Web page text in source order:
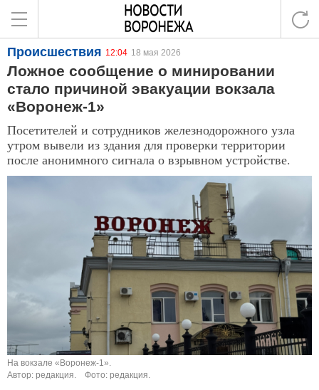
Происшествия 12:04 18 мая 2026
Ложное сообщение о минировании
стало причиной эвакуации вокзала
«Воронеж-1»
Посетителей и сотрудников железнодорожного узла
утром вывели из здания для проверки территории
после анонимного сигнала о взрывном устройстве.
На вокзале «Воронеж-1».
Автор: редакция.
Фото: редакция.